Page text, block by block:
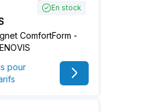
En stock
ComfortForm -
pour